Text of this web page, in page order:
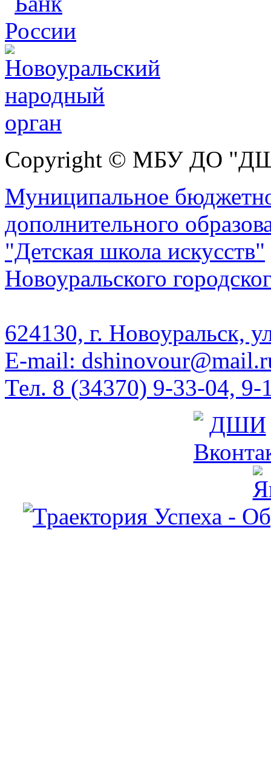
Copyright © МБУ ДО
Муниципальное
дополнительного
"Детская школа искусств"
Новоуральского
624130, г. Новоуральск,
E-mail:
Тел. 8 (34370) 9-33-04, 9-